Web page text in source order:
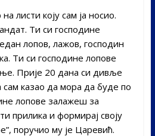
листи коју сам ја носио.
Ти си господине
лопов, лажов, господин
Ти си господине лопове
Прије 20 дана си дивље
сам казао да мора да буде по
лопове залажеш за
прилика и формирај своју
поручио му је Царевић.